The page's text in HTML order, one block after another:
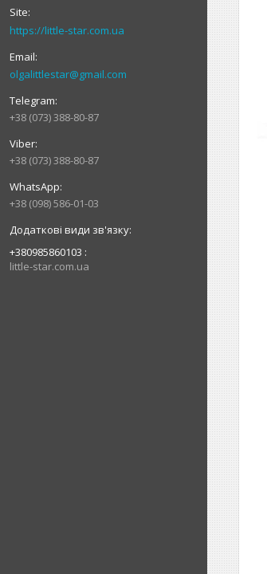
https://little-star.com.ua
olgalittlestar@gmail.com
+38 (073) 388-80-87
+38 (073) 388-80-87
+38 (098) 586-01-03
+380985860103
little-star.com.ua